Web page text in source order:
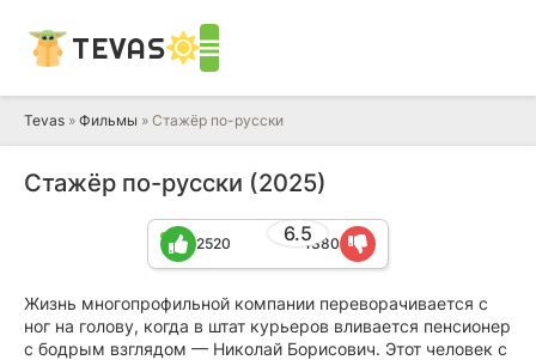
TEVAS
Tevas » Фильмы » Стажёр по-русски
Стажёр по-русски (2025)
6.5
2520 1380
Жизнь многопрофильной компании переворачивается с
ног на голову, когда в штат курьеров вливается пенсионер
с бодрым взглядом — Николай Борисович. Этот человек с